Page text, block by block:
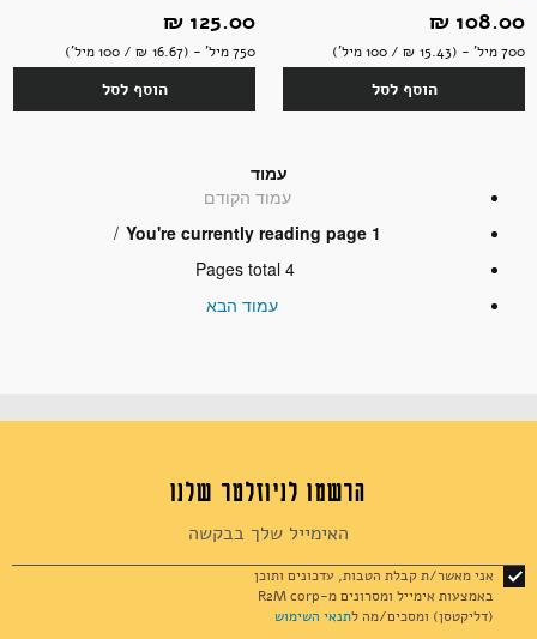
108.00 ‏₪
700 מיל' - (15.43 ‏₪ / 100 מיל')
הוסף לסל
125.00 ‏₪
750 מיל' - (16.67 ‏₪ / 100 מיל')
הוסף לסל
עמוד
עמוד הקודם
You're currently reading page 1
Pages total 4
עמוד הבא
הרשמו לניוזלטר שלנו
for
Our
Newsletter:
אני מאשר/ת קבלת הטבות, עדכונים ותוכן
באמצעות אימייל ומסרונים מ-R2M corp
(דליקטסן) ומסכים/מה לתנאי השימוש